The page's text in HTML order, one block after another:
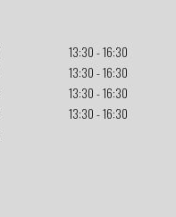
13:30 - 16:30
13:30 - 16:30
13:30 - 16:30
13:30 - 16:30